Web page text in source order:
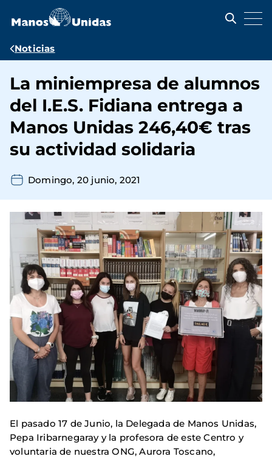
contenido
Ruta
navegación
Noticias
La miniempresa de alumnos
del I.E.S. Fidiana entrega a
Manos Unidas 246,40€ tras
su actividad solidaria
Domingo, 20 junio, 2021
El pasado 17 de Junio, la Delegada de Manos Unidas,
Pepa Iribarnegaray y la profesora de este Centro y
voluntaria de nuestra ONG, Aurora Toscano,